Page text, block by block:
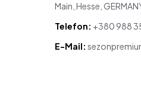
Main, Hesse,
Telefon: +380 988
E-Mail: